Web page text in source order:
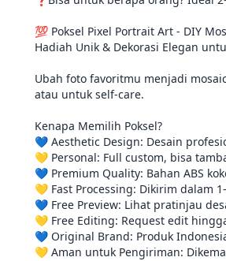
💯 Poksel Pixel Portrait Art - DIY
Hadiah Unik & Dekorasi Elegan
Ubah foto favoritmu menjadi
atau untuk self-care.
Kenapa Memilih Poksel?
💙 Aesthetic Design: Desain
💛 Personal: Full custom, bisa
💙 Premium Quality: Bahan ABS
💛 Fast Processing: Dikirim dalam
💙 Free Preview: Lihat pratinjau
💛 Free Editing: Request edit
💙 Original Brand: Produk
💛 Aman untuk Pengiriman: